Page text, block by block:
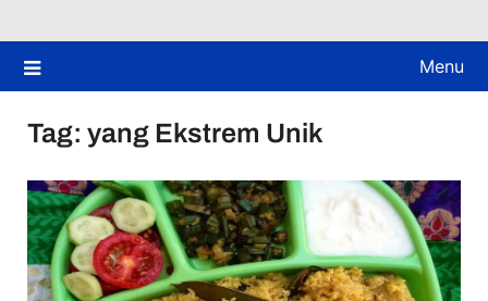
Menu
Tag: yang Ekstrem Unik